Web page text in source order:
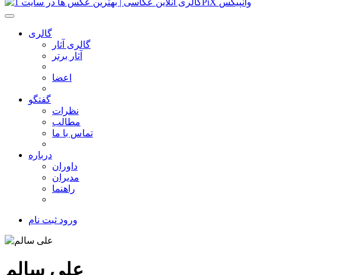
گالری
گالری آثار
آثار برتر
اعضا
گفتگو
نظرات
مطالب
تماس با ما
درباره
داوران
مدیران
راهنما
ورود ثبت نام
علی سالم